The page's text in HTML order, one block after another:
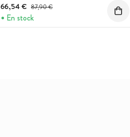
66,54 € Prix avant réduction :
87,90 €
En stock